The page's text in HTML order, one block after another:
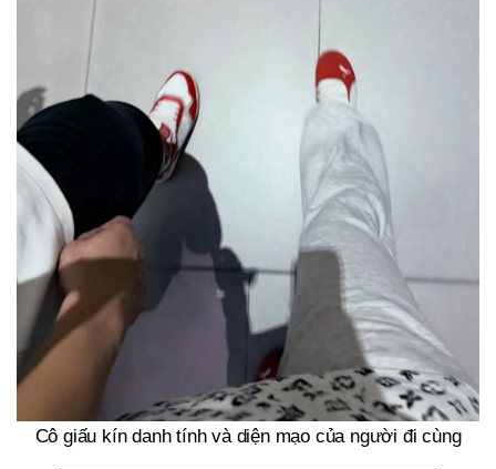
Cô giấu kín danh tính và diện mạo của người đi cùng